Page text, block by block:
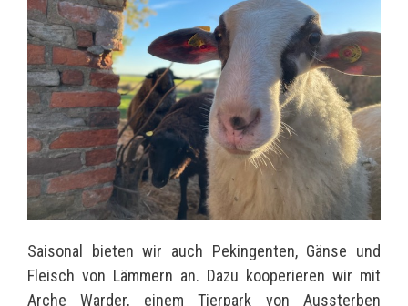
Saisonal bieten wir auch Pekingenten, Gänse und
Fleisch von Lämmern an. Dazu kooperieren wir mit
Arche Warder, einem Tierpark von Aussterben